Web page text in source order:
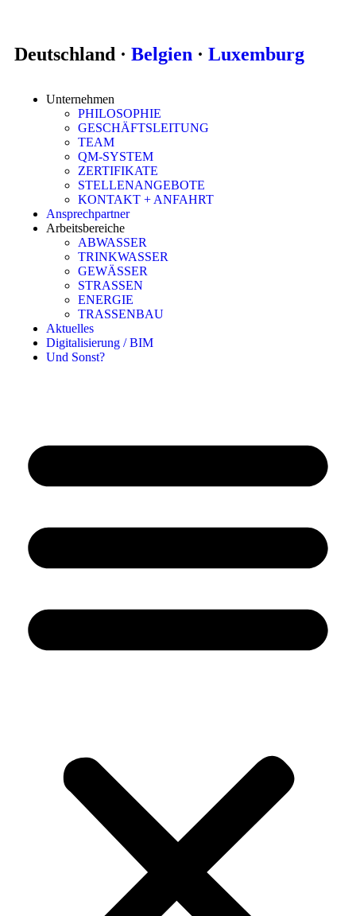
Deutschland · Belgien · Luxemburg
Unternehmen
PHILOSOPHIE
GESCHÄFTSLEITUNG
TEAM
QM-SYSTEM
ZERTIFIKATE
STELLENANGEBOTE
KONTAKT + ANFAHRT
Ansprechpartner
Arbeitsbereiche
ABWASSER
TRINKWASSER
GEWÄSSER
STRASSEN
ENERGIE
TRASSENBAU
Aktuelles
Digitalisierung / BIM
Und Sonst?